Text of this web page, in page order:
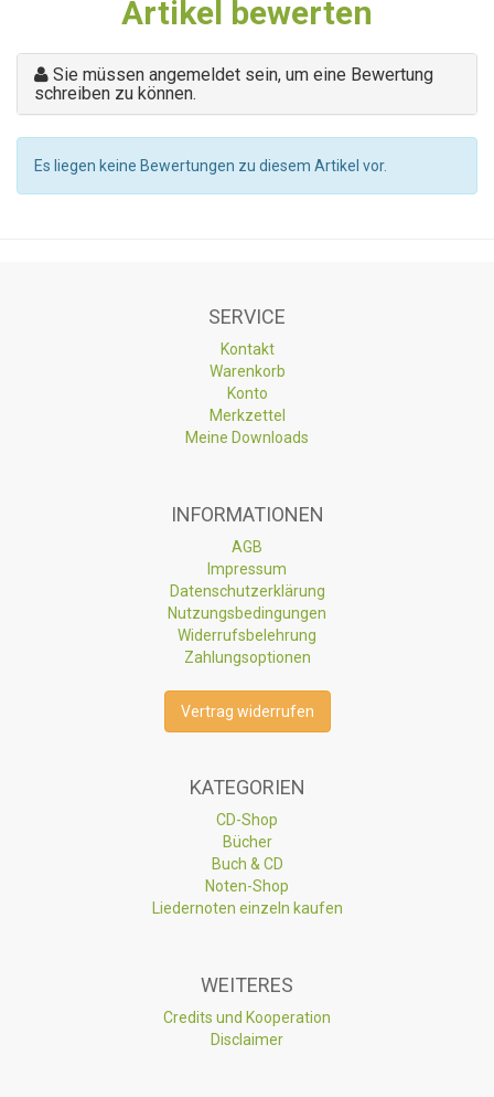
Artikel bewerten
Sie müssen angemeldet sein, um eine Bewertung
schreiben zu können.
Es liegen keine Bewertungen zu diesem Artikel vor.
SERVICE
Kontakt
Warenkorb
Konto
Merkzettel
Meine Downloads
INFORMATIONEN
AGB
Impressum
Datenschutzerklärung
Nutzungsbedingungen
Widerrufsbelehrung
Zahlungsoptionen
Vertrag widerrufen
KATEGORIEN
CD-Shop
Bücher
Buch & CD
Noten-Shop
Liedernoten einzeln kaufen
WEITERES
Credits und Kooperation
Disclaimer